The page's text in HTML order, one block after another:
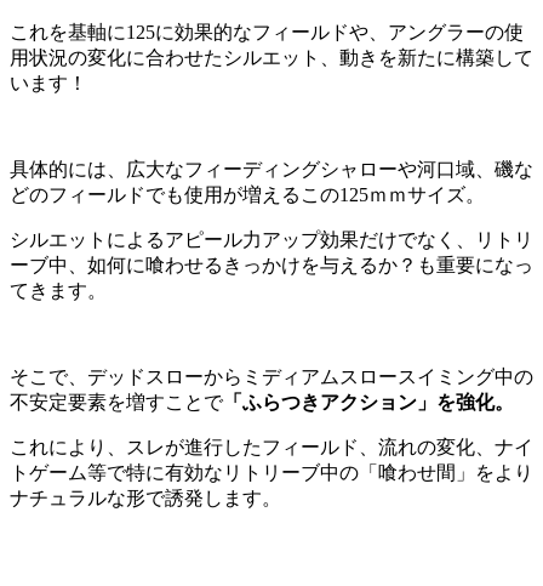
これを基軸に125に効果的なフィールドや、アングラーの使
用状況の変化に合わせたシルエット、動きを新たに構築して
います！
具体的には、広大なフィーディングシャローや河口域、磯な
どのフィールドでも使用が増えるこの125ｍｍサイズ。
シルエットによるアピール力アップ効果だけでなく、リトリ
ーブ中、如何に喰わせるきっかけを与えるか？も重要になっ
てきます。
そこで、デッドスローからミディアムスロースイミング中の
不安定要素を増すことで「ふらつきアクション」を強化。
これにより、スレが進行したフィールド、流れの変化、ナイ
トゲーム等で特に有効なリトリーブ中の「喰わせ間」をより
ナチュラルな形で誘発します。